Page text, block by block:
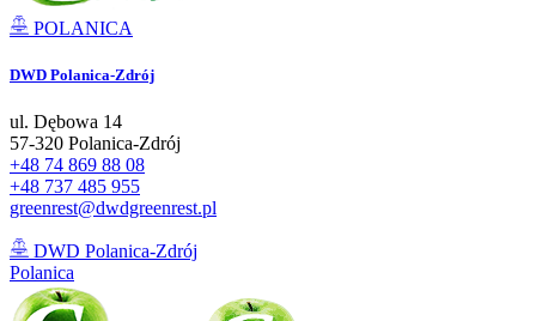
POLANICA
DWD Polanica-Zdrój
ul. Dębowa 14
57-320 Polanica-Zdrój
+48 74 869 88 08
+48 737 485 955
greenrest@dwdgreenrest.pl
DWD Polanica-Zdrój
Polanica